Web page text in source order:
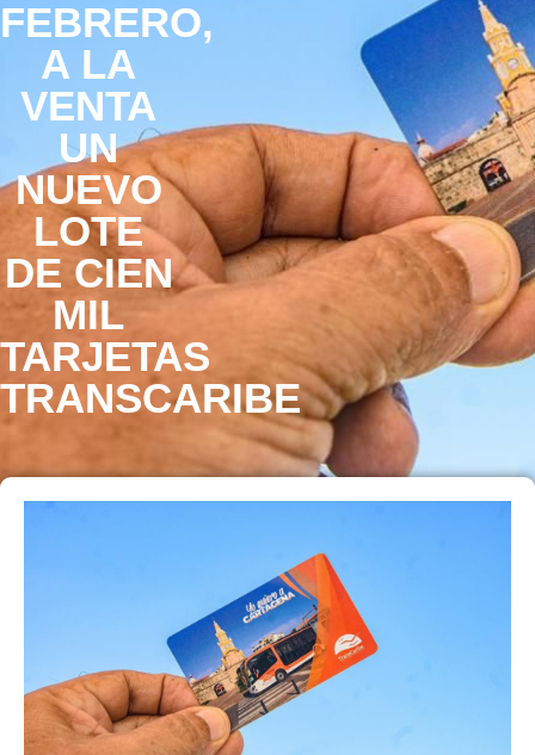
FEBRERO,
A LA
VENTA
UN
NUEVO
LOTE
DE CIEN
MIL
TARJETAS
TRANSCARIBE